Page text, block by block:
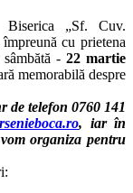
„Sf. Cuv.
cu prietena
- 22 martie
memorabilă despre
de telefon 0760 141
, iar în
organiza pentru